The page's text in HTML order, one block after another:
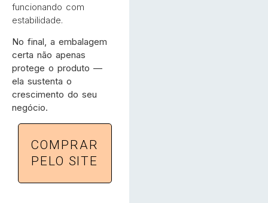
funcionando com
estabilidade.
No final, a embalagem
certa não apenas
protege o produto —
ela sustenta o
crescimento do seu
negócio.
COMPRAR
PELO SITE